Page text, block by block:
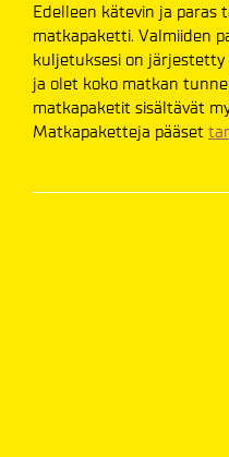
Edelleen kätevin ja paras
matkapaketti. Valmiiden
kuljetuksesi on järjestetty
ja olet koko matkan
matkapaketit sisältävät
Matkapaketteja pääset